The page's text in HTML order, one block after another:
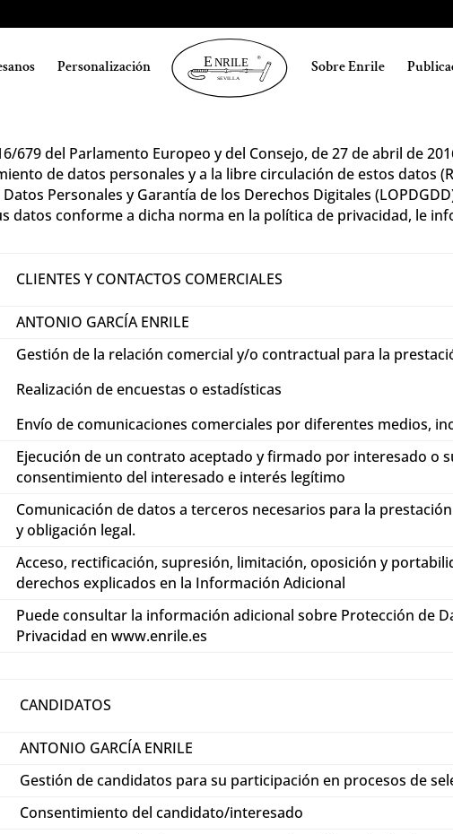
Personalización Sobre Enrile
DE PRIVACIDAD
679 del Parlamento Europeo y del Consejo, de 27 de abril de
de datos personales y a la libre circulación de estos datos
Personales y Garantía de los Derechos Digitales
datos conforme a dicha norma en la política de privacidad, le
CLIENTES Y CONTACTOS COMERCIALES
ANTONIO GARCÍA ENRILE
Gestión de la relación comercial y/o contractual para la
Realización de encuestas o estadísticas
Envío de comunicaciones comerciales por diferentes medios,
Ejecución de un contrato aceptado y firmado por interesado o
consentimiento del interesado e interés legítimo
Comunicación de datos a terceros necesarios para la
y obligación legal.
Acceso, rectificación, supresión, limitación, oposición y
derechos explicados en la Información Adicional
Puede consultar la información adicional sobre Protección de
Privacidad en www.enrile.es
CANDIDATOS
ANTONIO GARCÍA ENRILE
Gestión de candidatos para su participación en procesos de
Consentimiento del candidato/interesado